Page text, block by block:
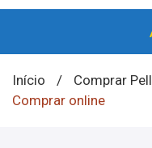
Início / Comprar
Comprar online